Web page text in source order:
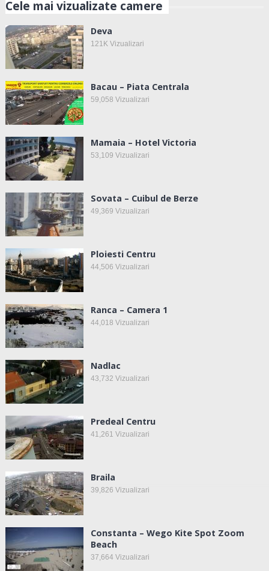
Cele mai vizualizate camere
Deva
121KVizualizari
Bacau – Piata Centrala
59,058 Vizualizari
Mamaia – Hotel Victoria
53,109 Vizualizari
Sovata – Cuibul de Berze
49,369 Vizualizari
Ploiesti Centru
44,506 Vizualizari
Ranca – Camera 1
44,018 Vizualizari
Nadlac
43,732 Vizualizari
Predeal Centru
41,261 Vizualizari
Braila
39,826 Vizualizari
Constanta – Wego Kite Spot Zoom
Beach
37,664 Vizualizari